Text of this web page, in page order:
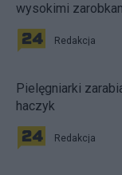
wysokimi
Redakcja
Pielęgniarki
haczyk
Redakcja